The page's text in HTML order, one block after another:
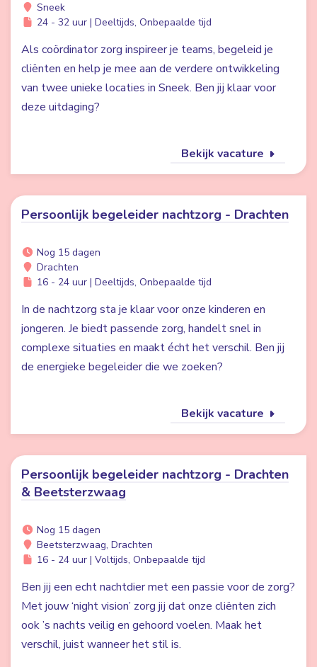
Sneek
24 - 32 uur | Deeltijds, Onbepaalde tijd
Als coördinator zorg inspireer je teams, begeleid je
cliënten en help je mee aan de verdere ontwikkeling
van twee unieke locaties in Sneek. Ben jij klaar voor
deze uitdaging?
Bekijk vacature
Persoonlijk begeleider nachtzorg - Drachten
Nog 15 dagen
Drachten
16 - 24 uur | Deeltijds, Onbepaalde tijd
In de nachtzorg sta je klaar voor onze kinderen en
jongeren. Je biedt passende zorg, handelt snel in
complexe situaties en maakt écht het verschil. Ben jij
de energieke begeleider die we zoeken?
Bekijk vacature
Persoonlijk begeleider nachtzorg - Drachten
& Beetsterzwaag
Nog 15 dagen
Beetsterzwaag, Drachten
16 - 24 uur | Voltijds, Onbepaalde tijd
Ben jij een echt nachtdier met een passie voor de zorg?
Met jouw ‘night vision’ zorg jij dat onze cliënten zich
ook ’s nachts veilig en gehoord voelen. Maak het
verschil, juist wanneer het stil is.